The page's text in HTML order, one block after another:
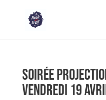
Soirée
vendredi 19